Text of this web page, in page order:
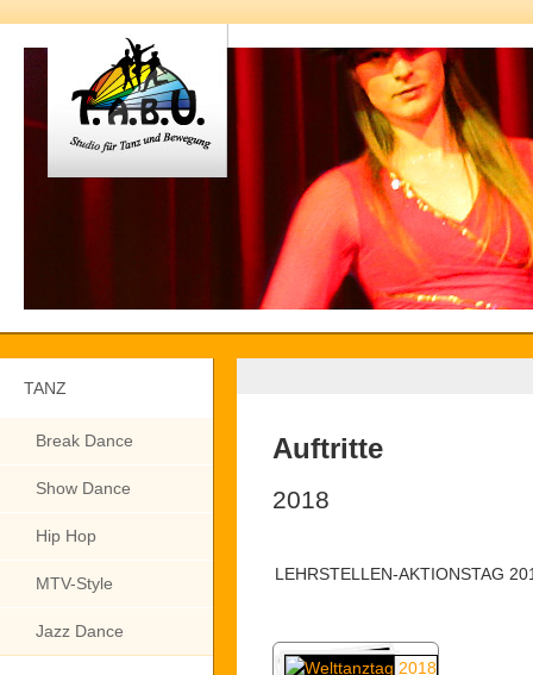
TANZ
Break Dance
Show Dance
Hip Hop
MTV-Style
Jazz Dance
Auftritte
2018
LEHRSTELLEN-AKTIONSTAG